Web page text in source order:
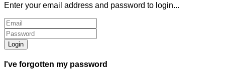
Enter your email address and password to login...
Login
I've forgotten my password